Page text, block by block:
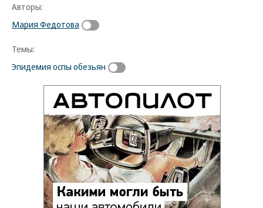
Авторы:
Мария Федотова
Темы:
Эпидемия оспы обезьян